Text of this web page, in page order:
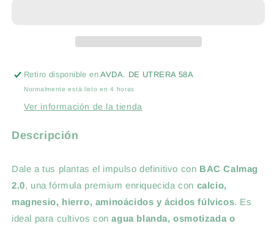
Retiro disponible enAVDA. DE UTRERA 58A
Normalmente está listo en 4 horas
Ver información de la tienda
Descripción
Dale a tus plantas el impulso definitivo con BAC Calmag
2.0, una fórmula premium enriquecida con calcio,
magnesio, hierro, aminoácidos y ácidos fúlvicos. Es
ideal para cultivos conagua blanda, osmotizada o